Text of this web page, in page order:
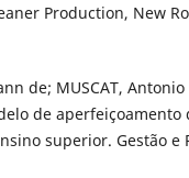
Production, New
de; MUSCAT,
de aperfeiçoamento
superior. Gestão e